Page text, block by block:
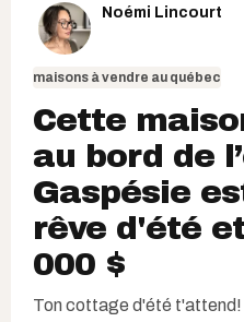
Noémi Lincourt
maisons à vendre au québec
Cette
au bord de
Gaspésie
rêve d'été
000 $
Ton cottage d'été t'attend!